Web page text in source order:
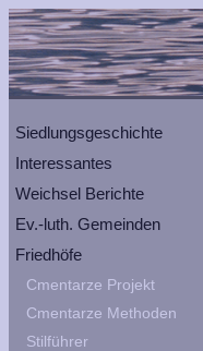
Siedlungsgeschichte
Interessantes
Weichsel Berichte
Ev.-luth. Gemeinden
Friedhöfe
Cmentarze Projekt
Cmentarze Methoden
Stilführer